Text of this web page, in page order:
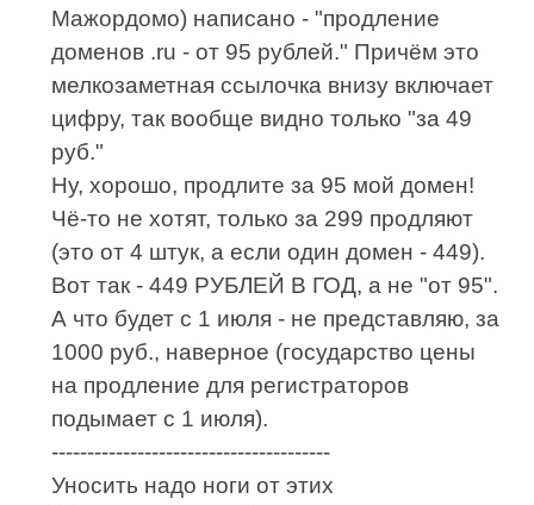
Мажордомо) написано - "продление
доменов .ru - от 95 рублей." Причём это
мелкозаметная ссылочка внизу включает
цифру, так вообще видно только "за 49
руб."
Ну, хорошо, продлите за 95 мой домен!
Чё-то не хотят, только за 299 продляют
(это от 4 штук, а если один домен - 449).
Вот так - 449 РУБЛЕЙ В ГОД, а не "от 95".
А что будет с 1 июля - не представляю, за
1000 руб., наверное (государство цены
на продление для регистраторов
подымает с 1 июля).
---------------------------------------
Уносить надо ноги от этих